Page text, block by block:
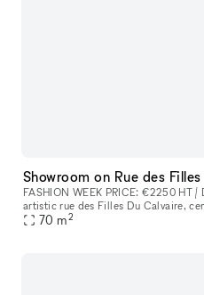
Showroom on Rue des
FASHION WEEK PRICE: €2250 HT
artistic rue des Filles Du Calvaire​,​
known for its art galleries and high
70 m2